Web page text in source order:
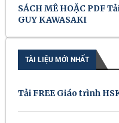
SÁCH MÊ HOẶC PDF
GUY KAWASAKI
TÀI LIỆU MỚI NHẤT
Tải FREE Giáo trình